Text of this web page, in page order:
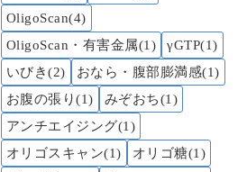
OligoScan(4)
OligoScan・有害金属(1)
γGTP(1)
いびき(2)
おなら・腹部膨満感(1)
お腹の張り(1)
みぞおち(1)
アンチエイジング(1)
オリゴスキャン(1)
オリゴ糖(1)